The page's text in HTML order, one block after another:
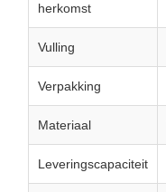
herkomst
Vulling
Verpakking
Materiaal
Leveringscapaciteit